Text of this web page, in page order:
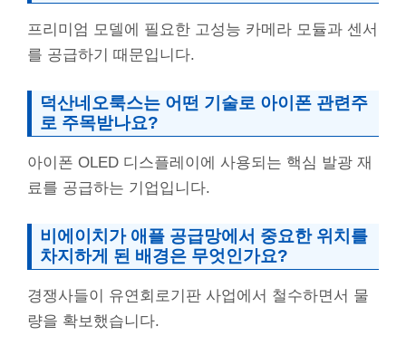
프리미엄 모델에 필요한 고성능 카메라 모듈과 센서
를 공급하기 때문입니다.
덕산네오룩스는 어떤 기술로 아이폰 관련주
로 주목받나요?
아이폰 OLED 디스플레이에 사용되는 핵심 발광 재
료를 공급하는 기업입니다.
비에이치가 애플 공급망에서 중요한 위치를
차지하게 된 배경은 무엇인가요?
경쟁사들이 유연회로기판 사업에서 철수하면서 물
량을 확보했습니다.